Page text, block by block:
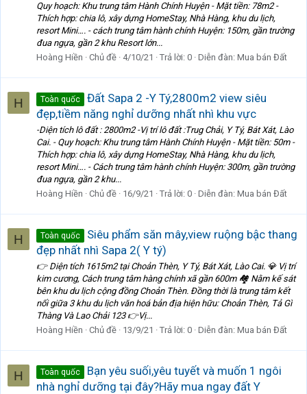
Quy hoạch: Khu trung tâm Hành Chính Huyện - Mặt tiền: 78m2 -
Thích hợp: chia lô, xây dựng HomeStay, Nhà Hàng, khu du lịch,
resort Mini…. - cách trung tâm hành chính Huyện: 150m, gần trường
đua ngựa, gần 2 khu Resort lớn...
Hoàng Hiền
Chủ đề 4/10/21 Trả lời: 0 Diễn đàn: Mua bán Đất
H Toàn quốc
Đất Sapa 2 -Y Tý,2800m2 view siêu
đẹp,tiềm năng nghỉ dưỡng nhất nhì khu vực
-Diện tích lô đất : 2800m2 -Vị trí lô đất :Trug Chải, Y Tý, Bát Xát, Lào
Cai. - Quy hoạch: Khu trung tâm Hành Chính Huyện - Mặt tiền: 50m -
Thích hợp: chia lô, xây dựng HomeStay, Nhà Hàng, khu du lịch,
resort Mini…. - Cách trung tâm hành chính Huyện: 300m, gần trường
đua ngựa, gần 2 khu...
Hoàng Hiền
Chủ đề 16/9/21 Trả lời: 0 Diễn đàn: Mua bán Đất
H Toàn quốc
Siêu phẩm săn mây,view ruộng bậc thang
đẹp nhất nhì Sapa 2( Y tý)
👉 Diện tích 1615m2 tại Choản Thèn, Y Tý, Bát Xát, Lào Cai. 💎 Vị trí
kim cương, Cách trung tâm hàng chính xã gần 600m 🏘 Nằm kế sát
bên khu du lịch cộng đồng Choản Thèn. Đồng thời là trung tâm kết
nối giữa 3 khu du lịch văn hoá bản địa hiện hữu: Choản Thèn, Tả Gì
Thàng Và Lao Chải 123 👉Vị...
Hoàng Hiền
Chủ đề 13/9/21 Trả lời: 0 Diễn đàn: Mua bán Đất
H Toàn quốc
Bạn yêu suối,yêu tuyết và muốn 1 ngôi
nhà nghỉ dưỡng tại đây?Hãy mua ngay đất Y